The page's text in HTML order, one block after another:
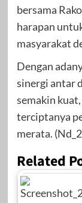
bersama
harapan
masyarakat
Dengan
sinergi antar
semakin
terciptanya
merata.
Related